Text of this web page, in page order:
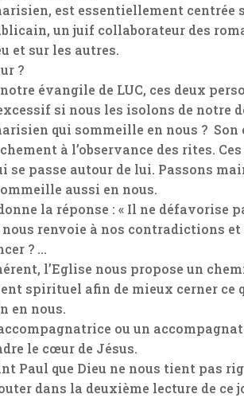
est essentiellement centrée
un juif collaborateur des
et sur les autres.
?
évangile de LUC, ces deux
si nous les isolons de notre
qui sommeille en nous ?
à l’observance des rites.
se passe autour de lui. Passons
aussi en nous.
la réponse : « Il ne défavorise
renvoie à nos contradictions et
? …
l’Eglise nous propose un
spirituel afin de mieux cerner ce
en nous.
ou un
le cœur de Jésus.
Paul que Dieu ne nous tient pas
dans la deuxième lecture de ce